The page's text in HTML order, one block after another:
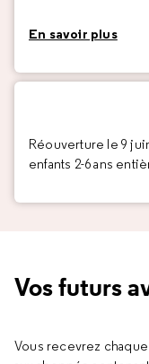
En savoir plus
Réouverture le 9
enfants 2-6 ans
Vos futurs
Vous recevrez